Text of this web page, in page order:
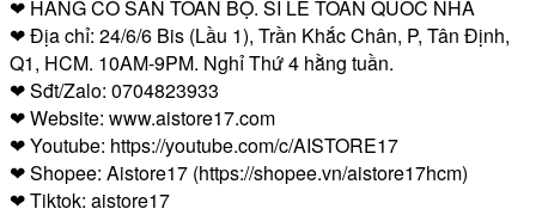
❤ HÀNG CÓ SẴN TOÀN BỘ. SỈ LẺ TOÀN QUỐC NHA
❤ Địa chỉ: 24/6/6 Bis (Lầu 1), Trần Khắc Chân, P, Tân Định,
Q1, HCM. 10AM-9PM. Nghỉ Thứ 4 hằng tuần.
❤ Sđt/Zalo: 0704823933
❤ Website: www.aistore17.com
❤ Youtube: https://youtube.com/c/AISTORE17
❤ Shopee: Aistore17 (https://shopee.vn/aistore17hcm)
❤ Tiktok: aistore17